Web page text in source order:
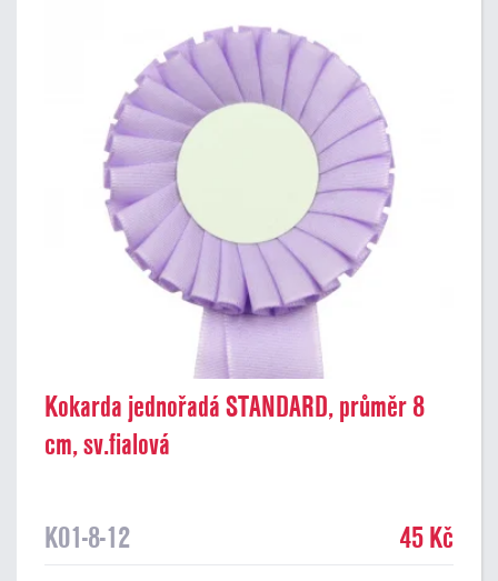
Kokarda jednořadá STANDARD, průměr 8
cm, sv.fialová
K01-8-12 45 Kč